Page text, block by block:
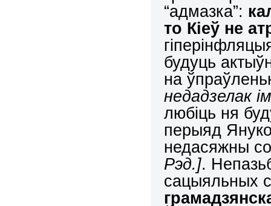
“адмазка”:
то Кіеў не
будуць
на
недадзелак
любіць ня
перыяд
недасяжны
Рэд.].
сацыяльных